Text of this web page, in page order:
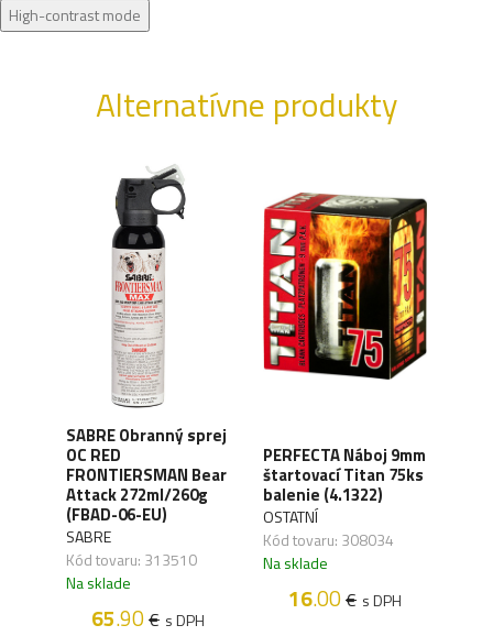
High-contrast mode
Alternatívne produkty
SABRE Obranný sprej
OC RED
FRONTIERSMAN Bear
Attack 272ml/260g
(FBAD-06-EU)
SABRE
Kód tovaru: 313510
Na sklade
65.90€ s DPH
PERFECTA Náboj 9mm
štartovací Titan 75ks
balenie (4.1322)
OSTATNÍ
Kód tovaru: 308034
Na sklade
16.00€ s DPH